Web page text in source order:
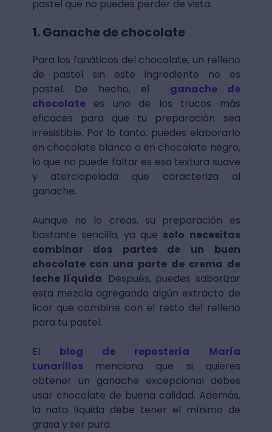
pastel que no puedes perder de vista.
1. Ganache de chocolate
Para los fanáticos del chocolate, un relleno
de pastel sin este ingrediente no es
pastel. De hecho, el ganache de
chocolatees uno de los trucos más
eficaces para que tu preparación sea
irresistible. Por lo tanto, puedes elaborarlo
en chocolate blanco o en chocolate negro,
lo que no puede faltar es esa textura suave
y aterciopelada que caracteriza al
ganache.
Aunque no lo creas, su preparación es
bastante sencilla, ya que solo necesitas
combinar dos partes de un buen
chocolate con una parte de crema de
leche líquida. Después, puedes saborizar
esta mezcla agregando algún extracto de
licor que combine con el resto del relleno
para tu pastel.
El blog de repostería María
Lunarillosmenciona que si quieres
obtener un ganache excepcional debes
usar chocolate de buena calidad. Además,
la nata líquida debe tener el mínimo de
grasa y ser pura.